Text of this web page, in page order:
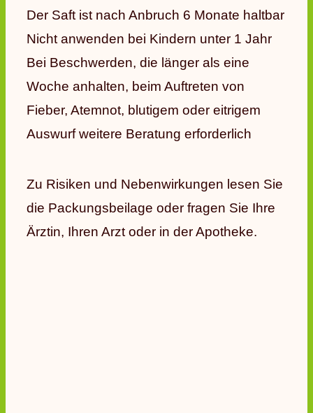
Der Saft ist nach Anbruch 6 Monate haltbar
Nicht anwenden bei Kindern unter 1 Jahr
Bei Beschwerden, die länger als eine
Woche anhalten, beim Auftreten von
Fieber, Atemnot, blutigem oder eitrigem
Auswurf weitere Beratung erforderlich
Zu Risiken und Nebenwirkungen lesen Sie
die Packungsbeilage oder fragen Sie Ihre
Ärztin, Ihren Arzt oder in der Apotheke.